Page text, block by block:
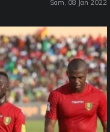
Sam, 08 Jan 2022